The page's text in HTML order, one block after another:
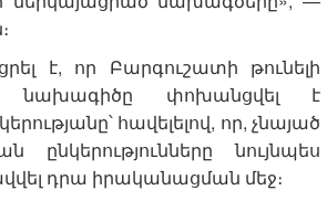
է, որ Բարգուշատի թունելի
նախագիծը փոխանցվել է
հավելելով, որ, չնայած
ընկերությունները նույնպես
դրա իրականացման մեջ։